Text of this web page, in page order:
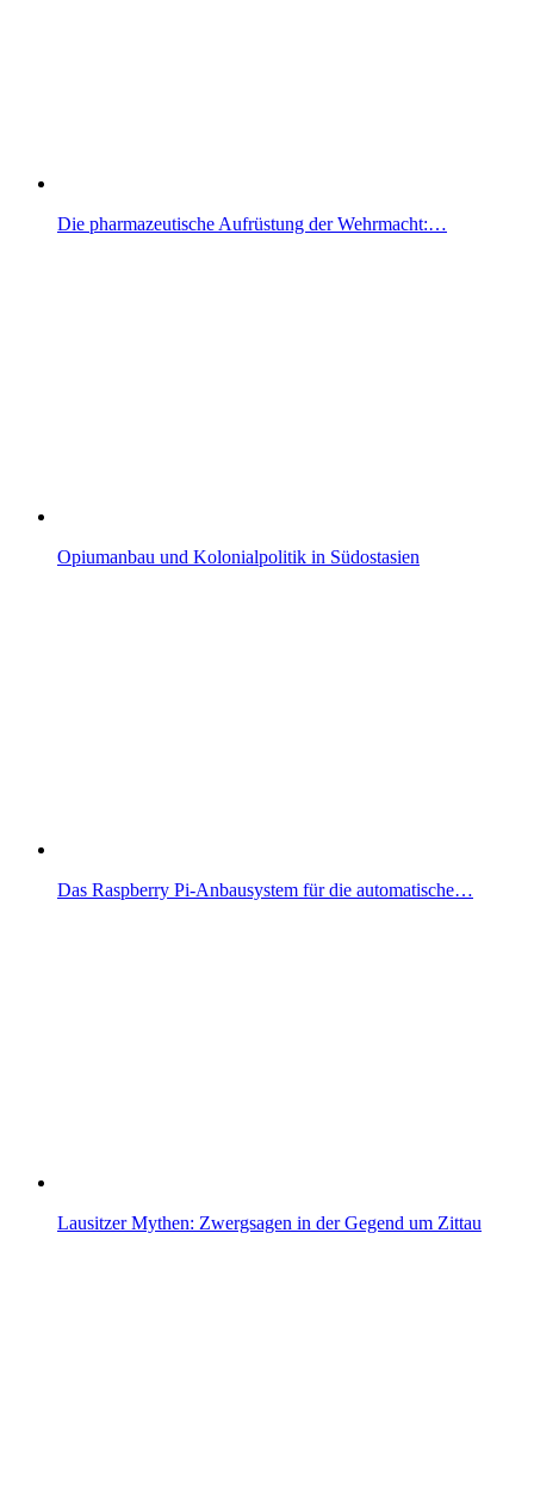
Die pharmazeutische Aufrüstung der Wehrmacht:…
Opiumanbau und Kolonialpolitik in Südostasien
Das Raspberry Pi-Anbausystem für die automatische…
Lausitzer Mythen: Zwergsagen in der Gegend um Zittau